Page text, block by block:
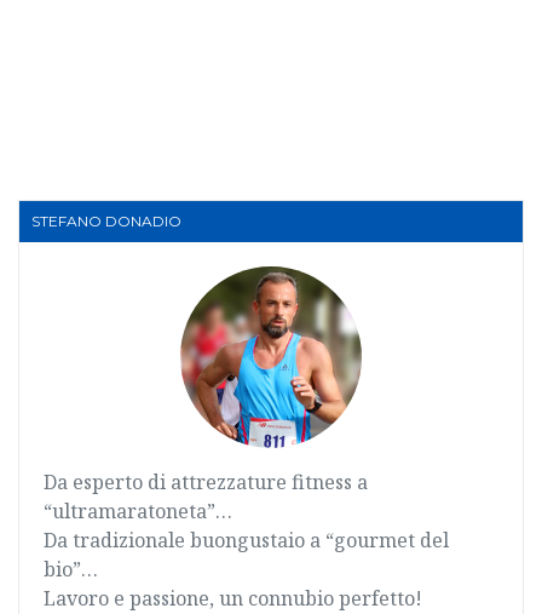
STEFANO DONADIO
Da esperto di attrezzature fitness a
“ultramaratoneta”…
Da tradizionale buongustaio a “gourmet del
bio”…
Lavoro e passione, un connubio perfetto!